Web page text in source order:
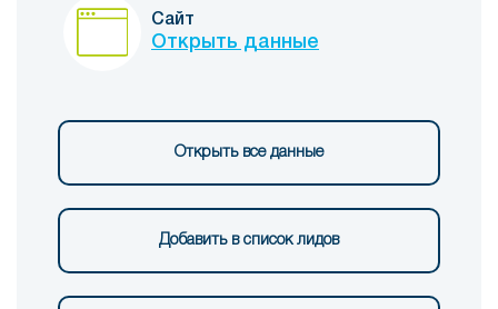
Сайт
Открыть данные
Открыть все данные
Добавить в список лидов